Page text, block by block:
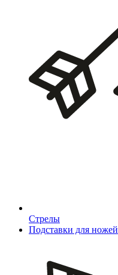
Стрелы
Подставки для ножей